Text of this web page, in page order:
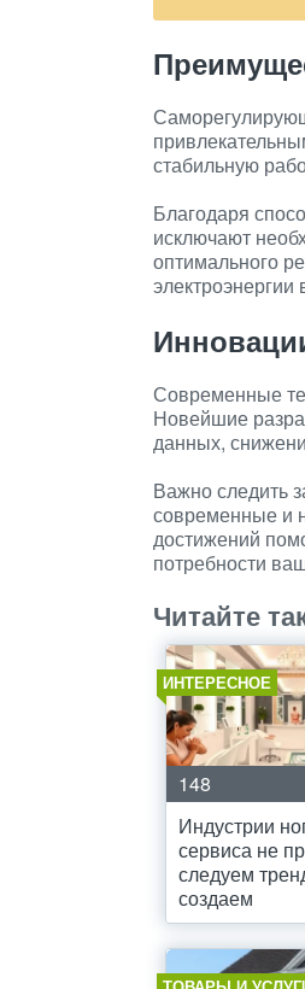
стабильную
Благодаря
исключают
оптимального
электроэнергии
Современные
Новейшие
данных,
Важно следить
современные и
достижений
потребности
Читайте
ИНТЕРЕСНОЕ
148
Индустрии
сервиса не
следуем
создаем